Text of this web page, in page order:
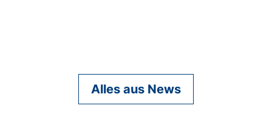
Alles aus News